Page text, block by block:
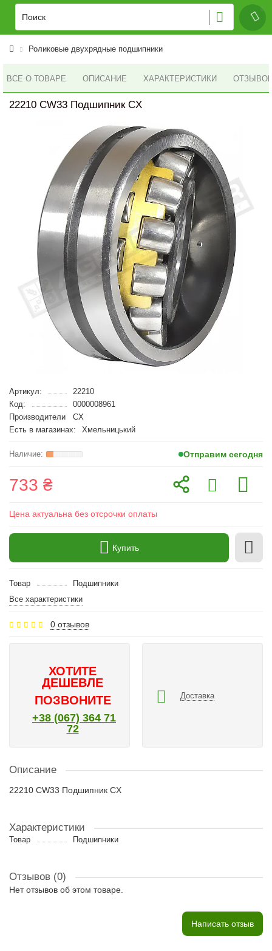
Роликовые двухрядные подшипники
ВСЕ О ТОВАРЕ ОПИСАНИЕ ХАРАКТЕРИСТИКИ ОТЗЫВОВ
22210 CW33 Подшипник CX
Артикул:
22210
Код:
0000008961
Производители
CX
Есть в магазинах:
Хмельницький
Отправим сегодня
733 ₴
Цена актуальна без отсрочки оплаты
Купить
Товар
Подшипники
Все характеристики
0 отзывов
ХОТИТЕ
ДЕШЕВЛЕ
ПОЗВОНИТЕ
+38 (067) 364 71
72
Доставка
Описание
22210 CW33 Подшипник CX
Характеристики
Товар Подшипники
Отзывов (0)
Нет отзывов об этом товаре.
Написать отзыв